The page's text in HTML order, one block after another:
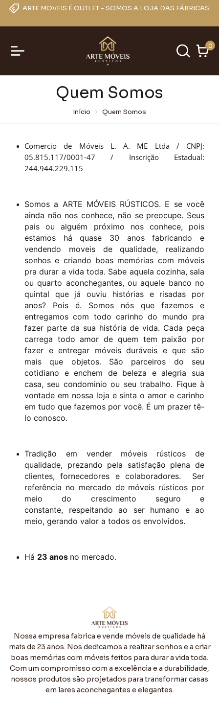
ARTE MOVEIS É OUTLET - SOMOS A LOJA DAS FÁBRICAS.
0
Quem Somos
Início Quem Somos
Comercio de Móveis L. A. ME Ltda / CNPJ:
05.815.117/0001-47 / Inscrição Estadual:
244.944.229.115
Somos a ARTE MÓVEIS RÚSTICOS. E se você
ainda não nos conhece, não se preocupe. Seus
pais ou alguém próximo nos conhece, pois
estamos há quase 30 anos fabricando e
vendendo moveis de qualidade, realizando
sonhos e criando boas memórias com móveis
pra durar a vida toda. Sabe aquela cozinha, sala
ou quarto aconchegantes, ou aquele banco no
quintal que já ouviu histórias e risadas por
anos? Pois é. Somos nós que fazemos e
entregamos com todo carinho do mundo pra
fazer parte da sua história de vida. Cada peça
carrega todo amor de quem tem paixão por
fazer e entregar móveis duráveis e que são
mais que objetos. São parceiros do seu
cotidiano e enchem de beleza e alegria sua
casa, seu condominio ou seu trabalho. Fique à
vontade em nossa loja e sinta o amor e carinho
em tudo que fazemos por você. É um prazer tê-
lo conosco.
Tradição em vender móveis rústicos de
qualidade, prezando pela satisfação plena de
clientes, fornecedores e colaboradores. Ser
referência no mercado de móveis rústicos por
meio do crescimento seguro e
constante, respeitando ao ser humano e ao
meio, gerando valor a todos os envolvidos.
Há 23 anos no mercado.
Nossa empresa fabrica e vende móveis de qualidade há
mais de 23 anos. Nos dedicamos a realizar sonhos e a criar
boas memórias com móveis feitos para durar a vida toda.
Com um compromisso com a excelência e a durabilidade,
nossos produtos são projetados para transformar casas
em lares aconchegantes e elegantes.